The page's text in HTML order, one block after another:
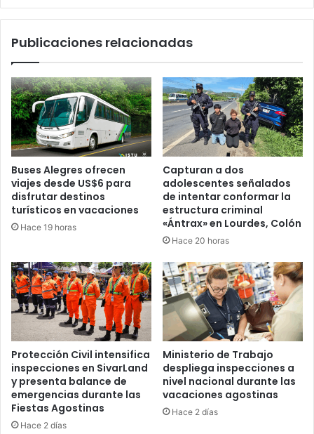
Publicaciones relacionadas
Buses Alegres ofrecen
viajes desde US$6 para
disfrutar destinos
turísticos en vacaciones
Hace 19 horas
Capturan a dos
adolescentes señalados
de intentar conformar la
estructura criminal
«Ántrax» en Lourdes, Colón
Hace 20 horas
Protección Civil intensifica
inspecciones en SivarLand
y presenta balance de
emergencias durante las
Fiestas Agostinas
Hace 2 días
Ministerio de Trabajo
despliega inspecciones a
nivel nacional durante las
vacaciones agostinas
Hace 2 días